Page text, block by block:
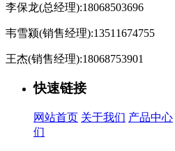
李保龙(总经理):18068503696
韦雪颍(销售经理):13511674755
王杰(销售经理):18068753901
快速链接
网站首页 关于我们 产品中心
们